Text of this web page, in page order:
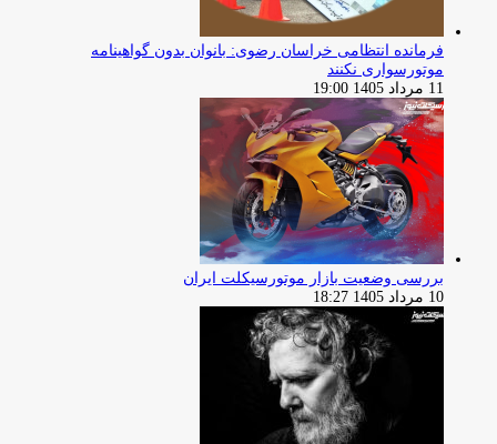
فرمانده انتظامی خراسان رضوی: بانوان بدون گواهینامه
موتورسواری نکنند
11 مرداد 1405 19:00
بررسی وضعیت بازار موتورسیکلت ایران
10 مرداد 1405 18:27